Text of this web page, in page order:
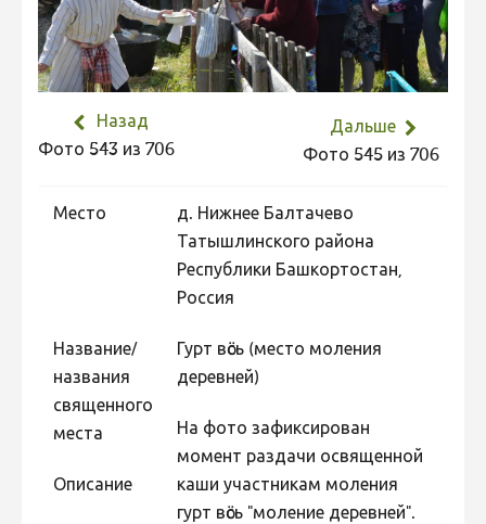
Не учитываются 2023
Видео 2023
Фотоконкурс 2021
Фотоконкурс 2020
Фотоконкурс 2018
Фотоконкурс 2017
Фотоконкурс 2016
Фотоконкурс 2015
Назад
Фото 543 из 706
Дальше
Фото 545 из 706
Место
д. Нижнее Балтачево
Татышлинского района
Республики Башкортостан,
Россия
Название/
названия
священного
места
Гурт вӧсь (место моления
деревней)
Описание
На фото зафиксирован
момент раздачи освященной
каши участникам моления
гурт вӧсь "моление деревней".